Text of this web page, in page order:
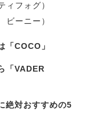
ィフォグ）
ーニー）
「COCO」
「VADER
絶対おすすめの5